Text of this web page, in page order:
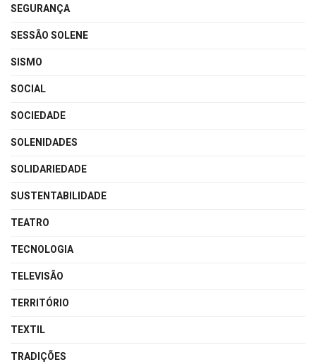
SEGURANÇA
SESSÃO SOLENE
SISMO
SOCIAL
SOCIEDADE
SOLENIDADES
SOLIDARIEDADE
SUSTENTABILIDADE
TEATRO
TECNOLOGIA
TELEVISÃO
TERRITÓRIO
TEXTIL
TRADIÇÕES